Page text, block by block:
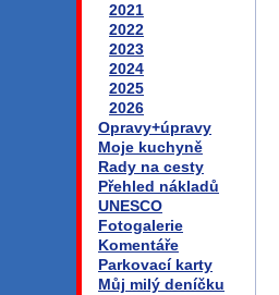
2021
2022
2023
2024
2025
2026
Opravy+úpravy
Moje kuchyně
Rady na cesty
Přehled nákladů
UNESCO
Fotogalerie
Komentáře
Parkovací karty
Můj milý deníčku